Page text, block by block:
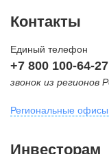
Контакты
Единый телефон
+7 800 100-64-27
звонок из регионов
Региональные
Инвесторам